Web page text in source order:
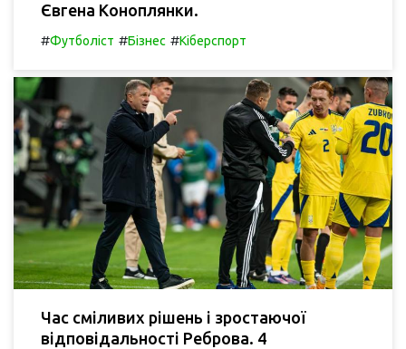
Євгена Коноплянки.
#Футболіст #Бізнес #Кіберспорт
Час сміливих рішень і зростаючої
відповідальності Реброва. 4